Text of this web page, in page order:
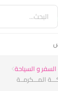
السفر و السياحة
المـــكرمــة